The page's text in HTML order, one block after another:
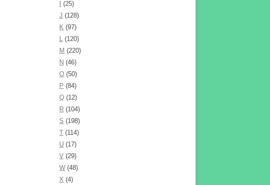
(25)
J (128)
K (97)
L (120)
M (220)
N (46)
O (50)
P (84)
Q (12)
R (104)
S (198)
T (114)
U (17)
V (29)
W (48)
X (4)